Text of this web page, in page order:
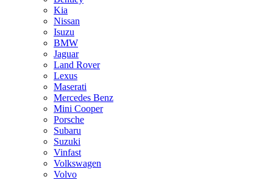
Kia
Nissan
Isuzu
BMW
Jaguar
Land Rover
Lexus
Maserati
Mercedes Benz
Mini Cooper
Porsche
Subaru
Suzuki
Vinfast
Volkswagen
Volvo